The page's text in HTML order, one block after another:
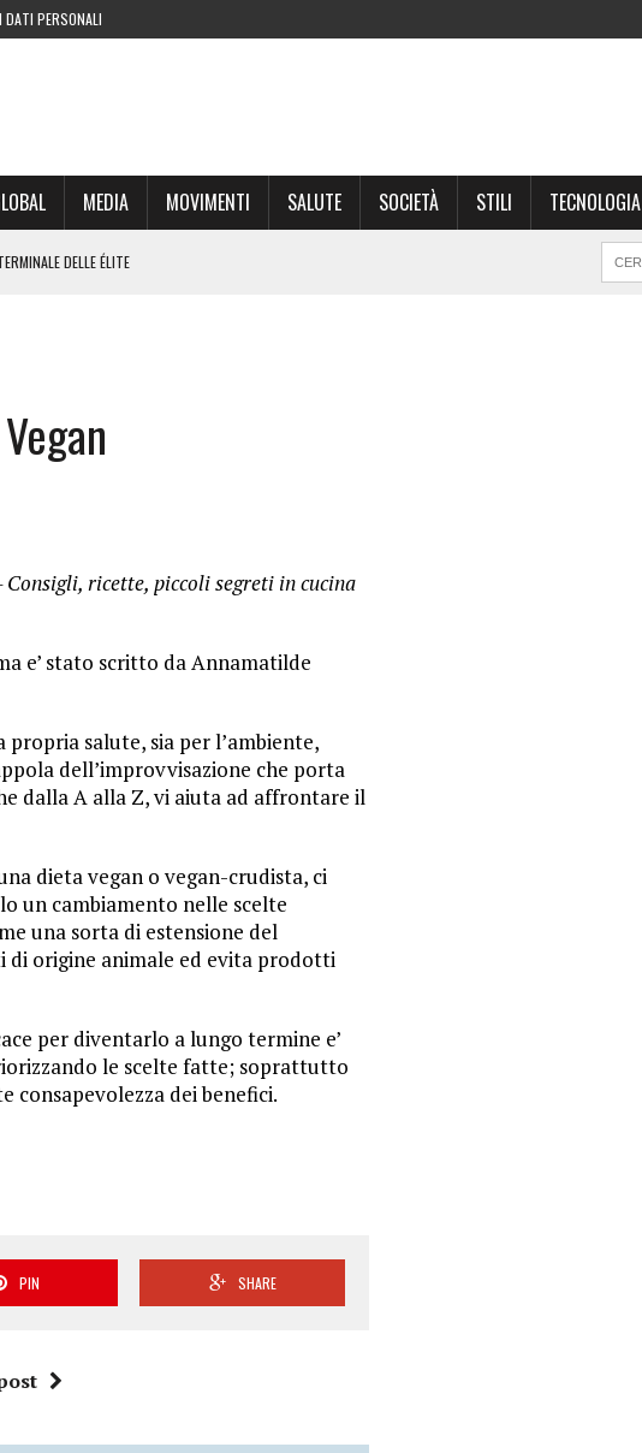
PERSONALI
MEDIA MOVIMENTI SALUTE SOCIETÀ STILI TECNOLOGIA
DELLE ÉLITE
È UNA MENZOGNA
ricette, piccoli segreti in cucina
e’ stato scritto da Annamatilde
salute, sia per l’ambiente,
dell’improvvisazione che porta
dalla A alla Z, vi aiuta ad affrontare il
dieta vegan o vegan-crudista, ci
un cambiamento nelle scelte
una sorta di estensione del
di origine animale ed evita prodotti
per diventarlo a lungo termine e’
le scelte fatte; soprattutto
consapevolezza dei benefici.
PIN SHARE